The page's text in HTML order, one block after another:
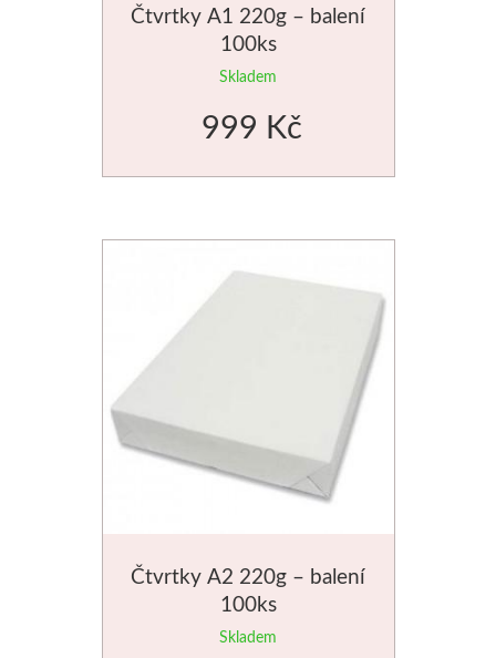
Čtvrtky A1 220g – balení
100ks
Skladem
999 Kč
Čtvrtky A2 220g – balení
100ks
Skladem